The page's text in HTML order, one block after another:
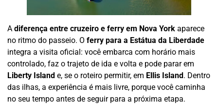
A diferença entre cruzeiro e ferry em Nova York aparece
no ritmo do passeio. O ferry para a Estátua da Liberdade
integra a visita oficial: você embarca com horário mais
controlado, faz o trajeto de ida e volta e pode parar em
Liberty Island e, se o roteiro permitir, em Ellis Island. Dentro
das ilhas, a experiência é mais livre, porque você caminha
no seu tempo antes de seguir para a próxima etapa.